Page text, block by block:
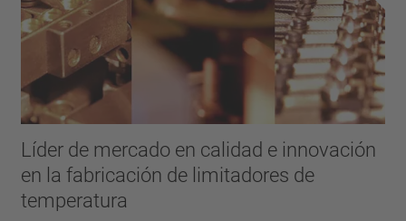
Líder de mercado en calidad e innovación
en la fabricación de limitadores de
temperatura